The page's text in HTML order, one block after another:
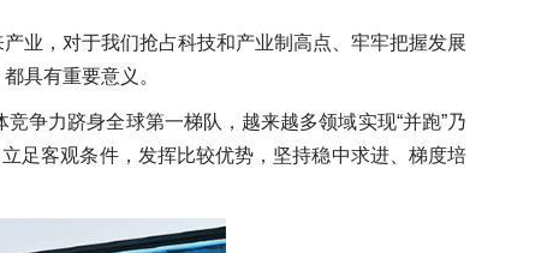
业，对于我们抢占科技和产业制高点、牢牢把握发展
具有重要意义。
争力跻身全球第一梯队，越来越多领域实现“并跑”乃
足客观条件，发挥比较优势，坚持稳中求进、梯度培